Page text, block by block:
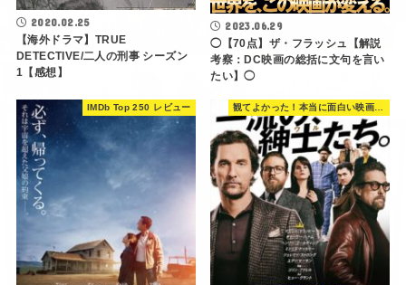
2020.02.25
【海外ドラマ】TRUE
DETECTIVE/二人の刑事 シーズン
1【感想】
2023.06.29
◯【70点】ザ・フラッシュ【解説
考察：DC映画の総括に文句を言い
たい】◯
IMDb Top 250 レビュー 観てよかった！本当に面白い映画 560選